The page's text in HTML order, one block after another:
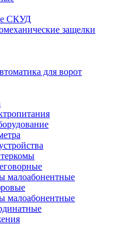
СКУД
защелки
для ворот
малоабонентные
малоабонентные